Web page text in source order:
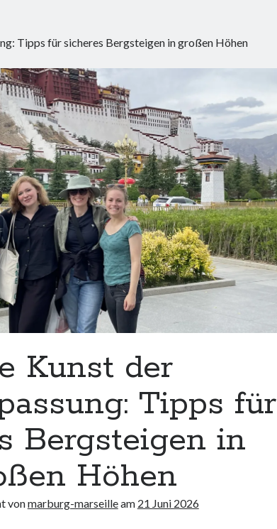
Tipps für sicheres Bergsteigen in großen Höhen
Kunst der
Tipps für
Bergsteigen in
Höhen
vonmarburg-marseilleam 21 Juni 2026